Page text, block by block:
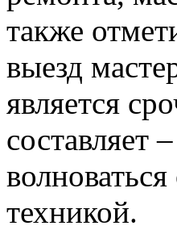
также
выезд
является
составляет
техникой.